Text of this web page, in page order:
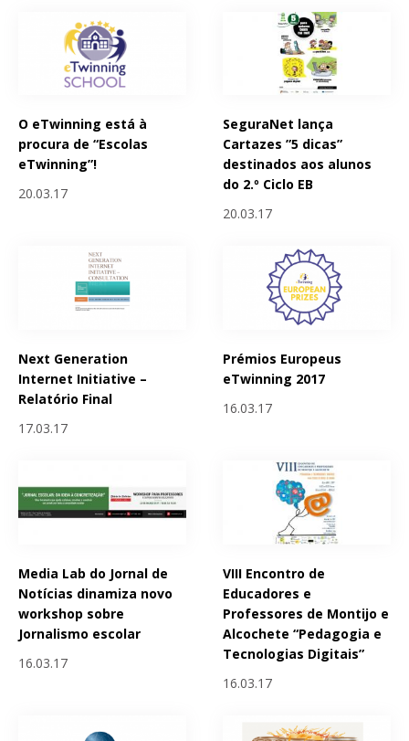
O eTwinning está à
procura de “Escolas
eTwinning”!
20.03.17
SeguraNet lança
Cartazes ”5 dicas”
destinados aos alunos
do 2.º Ciclo EB
20.03.17
Next Generation
Internet Initiative –
Relatório Final
17.03.17
Prémios Europeus
eTwinning 2017
16.03.17
Media Lab do Jornal de
Notícias dinamiza novo
workshop sobre
Jornalismo escolar
16.03.17
VIII Encontro de
Educadores e
Professores de Montijo e
Alcochete “Pedagogia e
Tecnologias Digitais”
16.03.17